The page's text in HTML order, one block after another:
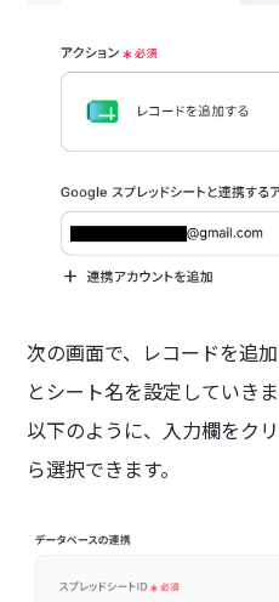
次の画面で、レコードを追
とシート名を設定していきま
以下のように、入力欄をク
ら選択できます。